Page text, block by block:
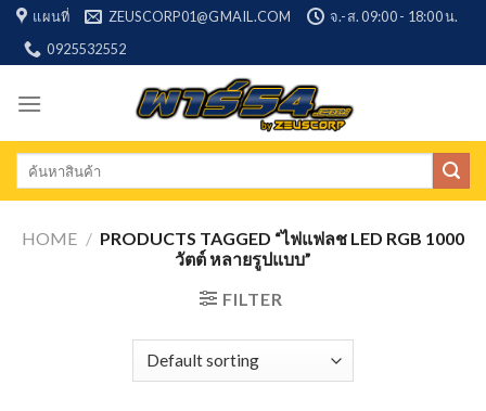
Skip
content
แผนที่ ZEUSCORP01@GMAIL.COM
จ.-ส. 09:00 - 18:00 น.
0925532552
Search
HOME / PRODUCTS TAGGED “ไฟแฟลช LED RGB 1000
วัตต์ หลายรูปแบบ”
FILTER